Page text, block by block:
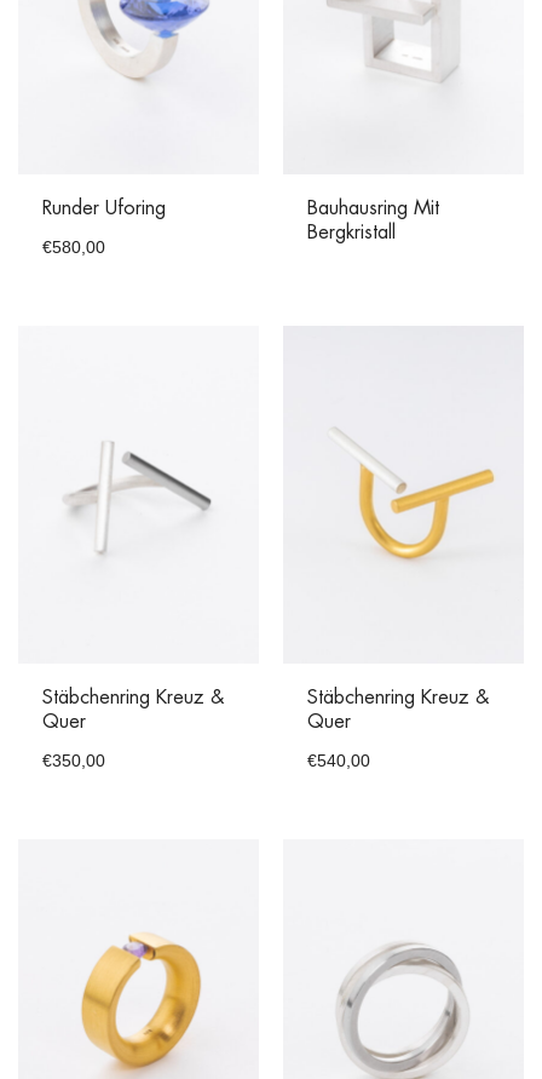
Runder Uforing
€580,00
Bauhausring Mit
Bergkristall
Stäbchenring Kreuz &
Quer
€350,00
Stäbchenring Kreuz &
Quer
€540,00